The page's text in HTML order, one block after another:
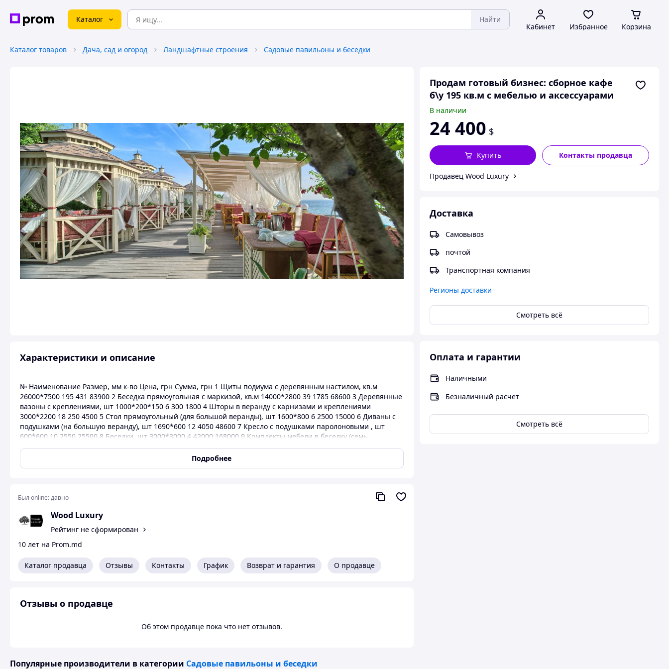
Каталог Найти
Кабинет Избранное Корзина
Каталог товаров Дача, сад и огород Ландшафтные строения Садовые павильоны и беседки
Продам готовый бизнес: сборное кафе
б\у 195 кв.м с мебелью и аксессуарами
В наличии
24 400 $
Контакты продавца
Купить
Продавец Wood Luxury
Доставка
Самовывоз
почтой
Транспортная компания
Регионы доставки
Смотреть всё
Оплата и гарантии
Наличными
Безналичный расчет
Смотреть всё
Характеристики и описание
№ Наименование Размер, мм к-во Цена, грн Сумма, грн 1 Щиты подиума с деревянным настилом, кв.м
26000*7500 195 431 83900 2 Беседка прямоугольная с маркизой, кв.м 14000*2800 39 1785 68600 3 Деревянные
вазоны с креплениями, шт 1000*200*150 6 300 1800 4 Шторы в веранду с карнизами и креплениями
3000*2200 18 250 4500 5 Стол прямоугольный (для большой веранды), шт 1600*800 6 2500 15000 6 Диваны с
подушками (на большую веранду), шт 1690*600 12 4050 48600 7 Кресло с подушками паролоновыми , шт
600*600 10 2550 25500 8 Беседки, шт 3000*3000 4 42000 168000 9 Комплекты мебели в беседку (семь
лавок+кругл.стол) , шт 4 7500 32000 10 Комплект текстиля в беседку, шт 4 8750 35000 (один компл: карнизы
8шт, рюш 15м, 8 штор, подхваты, 14 подушек) 11 Деревянные вазоны 400*400 6 300 1800 12 Деревянные
вазоны 400*800 6 400 2400 13 Беседка-бар укомплектованная(стойки, полки внутри, фасады) 2830*4000 1
Подробнее
Был online:давно
Wood Luxury
Рейтинг не сформирован
10 лет на Prom.md
Каталог продавца Отзывы Контакты График Возврат и гарантия О продавце
Отзывы о продавце
Об этом продавце пока что нет отзывов.
Популярные производители в категории Садовые павильоны и беседки